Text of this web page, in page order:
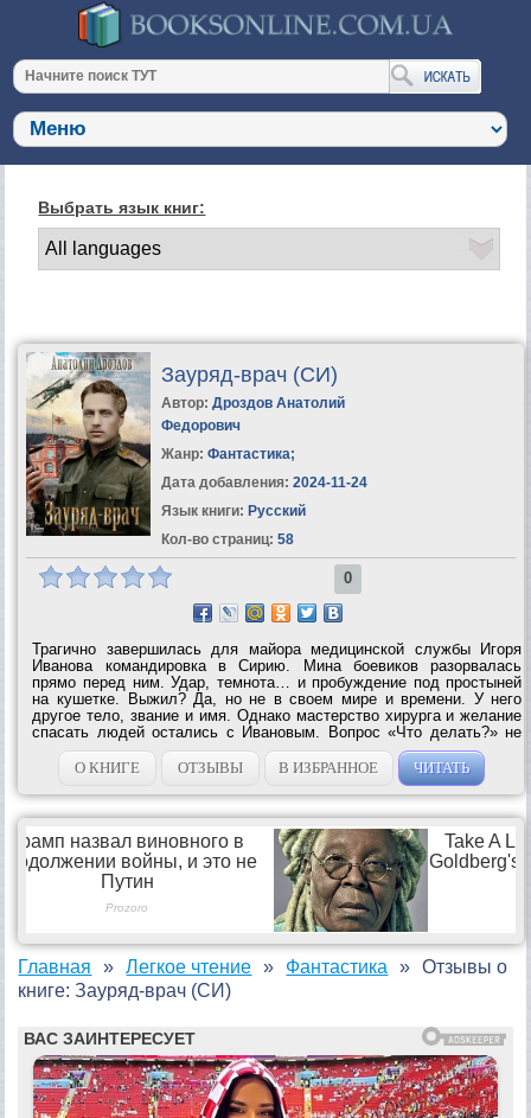
Выбрать язык книг:
Зауряд-врач (СИ)
Автор: Дроздов Анатолий
Федорович
Жанр: Фантастика;
Дата добавления: 2024-11-24
Язык книги: Русский
Кол-во страниц: 58
0
Трагично завершилась для майора медицинской службы Игоря
Иванова командировка в Сирию. Мина боевиков разорвалась
прямо перед ним. Удар, темнота… и пробуждение под простыней
на кушетке. Выжил? Да, но не в своем мире и времени. У него
другое тело, звание и имя. Однако мастерство хирурга и желание
спасать людей остались с Ивановым. Вопрос «Что делать?» не
стоит. Но не все просто в параллельном мире, где на календаре
1915 год, и идет...
О КНИГЕ ОТЗЫВЫ В ИЗБРАННОЕ ЧИТАТЬ
Главная Легкое чтение Фантастика
Отзывы о
книге: Зауряд-врач (СИ)